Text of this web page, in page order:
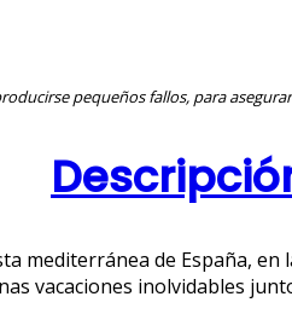
pequeños fallos, para
mediterránea de España,
vacaciones inolvidables